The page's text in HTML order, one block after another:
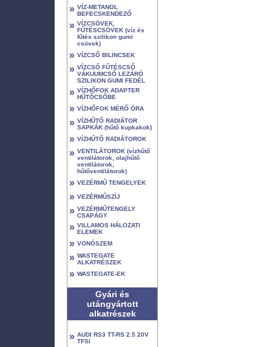
» VÍZ-METANOL
BEFECSKENDEZŐ
» VÍZCSÖVEK,
FŰTÉSCSÖVEK (víz és
fűtés szilikon gumi
csövek)
» VÍZCSŐ BILINCSEK
» VÍZCSŐ FŰTÉSCSŐ
VÁKUUMCSŐ LEZÁRÓ
SZILIKON GUMI FEDÉL
» VÍZHŐFOK ADAPTER
HŰTŐCSŐBE
» VÍZHŐFOK MÉRŐ ÓRA
» VÍZHŰTŐ RADIÁTOR
SAPKÁK (hűtő kupkakok)
» VÍZHŰTŐ RADIÁTOROK
» VENTILÁTOROK (vízhűtő
ventilátorok, olajhűtő
ventilátorok,
hűtőventilátorok)
» VEZÉRMŰ TENGELYEK
» VEZÉRMŰSZÍJ
» VEZÉRMŰTENGELY
CSAPÁGY
» VILLAMOS HÁLOZATI
ELEMEK
» VONÓSZEM
» WASTEGATE
ALKATRÉSZEK
» WASTEGATE-EK
Gyári és
utángyártott
alkatrészek
» AUDI RS3 TT-RS 2.5 20V
TFSI